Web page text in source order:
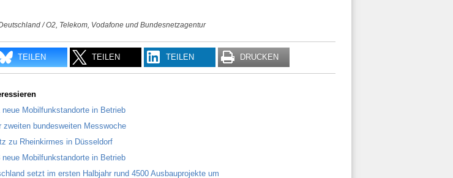
/ O2, Telekom, Vodafone und Bundesnetzagentur
TEILEN TEILEN TEILEN DRUCKEN
Mobilfunkstandorte in Betrieb
bundesweiten Messwoche
zu Rheinkirmes in Düsseldorf
Mobilfunkstandorte in Betrieb
setzt im ersten Halbjahr rund 4500 Ausbauprojekte um